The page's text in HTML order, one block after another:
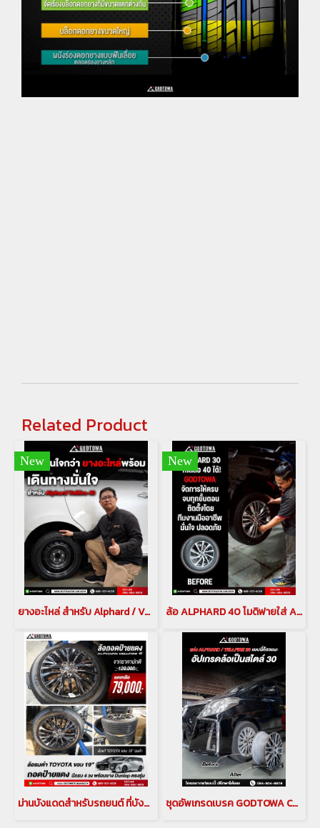
Related Product
New
ยางอะไหล่ สำหรับ Alphard / Vellfire 40
New
ล้อ ALPHARD 40 โมดิฟายใส่ ALPHARD 30
ม่านบังแดดสำหรับรถยนต์ ที่บังแดดอัลพาร์ด ม่านบังแดดอัลพาร์ด ม่านอัลพาร์ด เวลไฟร์ อลูมิเนียมบังแดด กันแดดอัลพาร์ด เวลไฟร์ ม่านกันยูวี ALPHARD/VELLFIRE(copy)(copy)(copy)(copy)(copy) ชุดอัพเกรดเบรค GODTOWA CALIPER BREAK คาลิปเปอร์เบรก ดิสเบรค GODTOWA สำหรับรถยนต์ ALPHARD / VELLFIRE 30 รุ่นปี 2015-2022(copy)(copy)